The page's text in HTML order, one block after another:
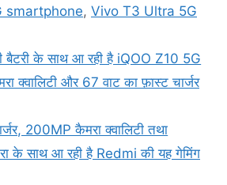
smartphone, Vivo T3 Ultra 5G
के साथ आ रही है iQOO Z10 5G
क्वालिटी और 67 वाट का फ़ास्ट चार्जर
200MP कैमरा क्वालिटी तथा
के साथ आ रही है Redmi की यह गेमिंग